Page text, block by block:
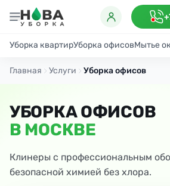
Уборка квартирУборка офисовМытье
ГенеральнаяПоддерживающаяПосле
Главная Услуги Уборка офисов
УБОРКА ОФИСОВ
В МОСКВЕ
Клинеры с профессиональным
безопасной химией без хлора.